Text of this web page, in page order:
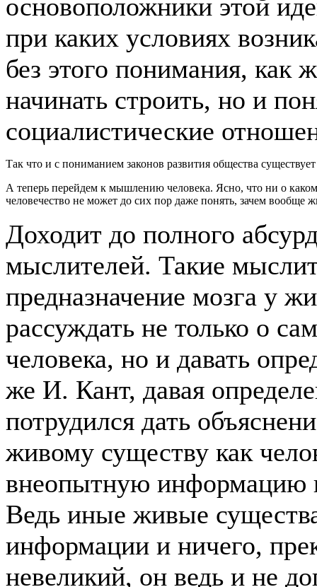
основоположники этой
при каких условиях
без этого понимания,
начинать строить, но и
социалистические
Так что и с пониманием законов развития общества
А теперь перейдем к мышлению человека. Ясно, что ни о
человечество не может до сих пор даже понять, зачем вообще
Доходит до полного
мыслителей. Такие
предназначение мозга у
рассуждать не только о
человека, но и давать
же И. Кант, давая
потрудился дать
живому существу как
внеопытную информацию
Ведь иные живые
информации и ничего,
невеликий, он ведь и не